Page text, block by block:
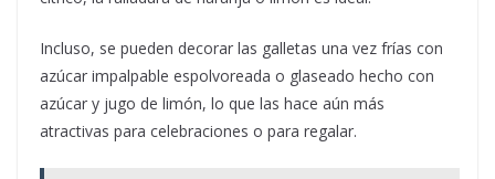
Incluso, se pueden decorar las galletas una vez frías con
azúcar impalpable espolvoreada o glaseado hecho con
azúcar y jugo de limón, lo que las hace aún más
atractivas para celebraciones o para regalar.